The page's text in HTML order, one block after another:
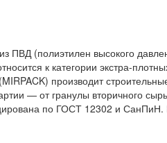
(полиэтилен высокого
к категории экстра-
производит
— от гранулы вторичного
по ГОСТ 12302 и СанПиН.